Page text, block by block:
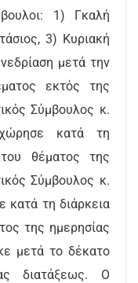
1) Γκαλή
3) Κυριακή
μετά την
εκτός της
Σύμβουλος κ.
κατά τη
θέματος της
Σύμβουλος κ.
τη διάρκεια
της ημερησίας
μετά το δέκατο
διατάξεως. Ο